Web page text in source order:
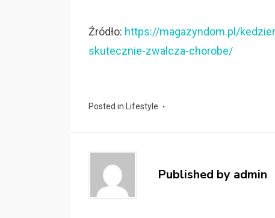
Źródło: https://magazyndom.pl/
skutecznie-zwalcza-chorobe/
Posted in Lifestyle
Published by admin